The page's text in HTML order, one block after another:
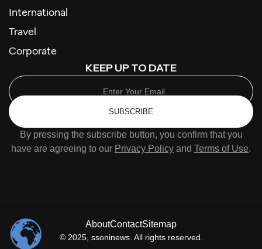
International
Travel
Corporate
KEEP UP TO DATE
SUBSCRIBE
By pressing the subscribe button, you confirm that you
have are agreeing to our Privacy Policy and Terms of Use.
© 2025, ssoninews. All rights reserved.
AboutContactSitemap